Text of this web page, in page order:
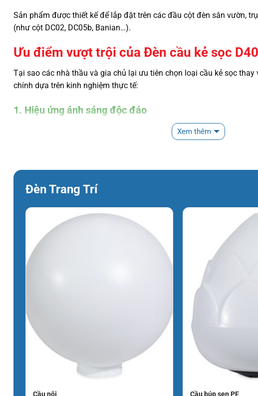
Sản phẩm được thiết kế để lắp đặt trên các đầu cột đèn sân vườn,
(như cột DC02, DC05b, Banian…).
Ưu điểm vượt trội của Đèn cầu kẻ sọc
Tại sao các nhà thầu và gia chủ lại ưu tiên chọn loại cầu kẻ sọc
chính dựa trên kinh nghiệm thực tế:
1. Hiệu ứng ánh sáng độc đáo
cầu kẻ sọc D400tạo ra hiệu ứng
sọc giúp ánh sáng đi qua trở nên mềm mại hơn, giảm độ chói lóa
2. Chất liệu nhựa cao cấp chống ố vàng
Sản phẩm tại Hoàng Bảo Long được làm từ nhựa PMMA hoặc PE
Điều này cực kỳ quan trọng với đèn ngoài trời, giúp quả cầukhông bị
dài tiếp xúc với nắng mưa – một vấn đề thường gặp ở các loại nhựa
3. Độ bền cơ học cao
Thiết kế hình cầu kết hợp với các đường gân sọc đóng vai trò như
đèn chịu được va đập tốt hơn, hạn chế nứt vỡ khi có gió bão hoặc
Với kích thước D400 (khá lớn), loại cầu đèn này phù hợp với các
Chiếu sáng công viên: Lắp trên các cột đèn cao 3m – 4m dọc lối đi.
Tạo sự bề thế và sang trọng cho cổng chính.
Tường rào bao quanh: Lắp đặt trên các trụ tường rào để chiếu sáng
Xem thêm
Đèn Trang Trí
Cầu nội Cầu búp sen PE